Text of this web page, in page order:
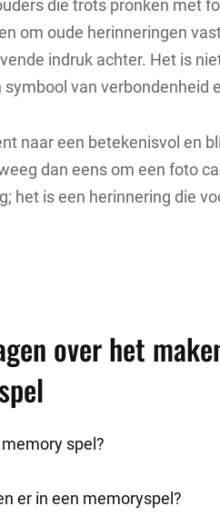
die trots pronken met
om oude herinneringen
indruk achter. Het is
van verbondenheid
naar een betekenisvol en
dan eens om een foto
het is een herinnering die
over het
spel?
er in een memoryspel?